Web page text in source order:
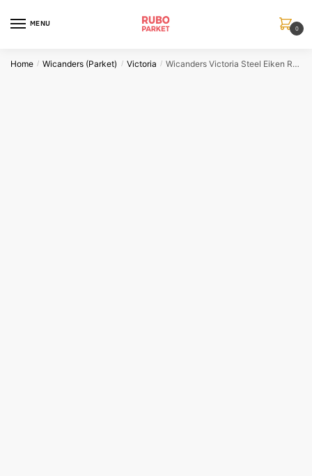
MENU
0
Home / Wicanders (Parket) / Victoria / Wicanders Victoria Steel Eiken Rustiek